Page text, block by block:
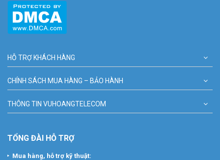
HỖ TRỢ KHÁCH HÀNG
CHÍNH SÁCH MUA HÀNG – BẢO HÀNH
THÔNG TIN VUHOANGTELECOM
TỔNG ĐÀI HỖ TRỢ
Mua hàng, hỗ trợ kỹ thuật: